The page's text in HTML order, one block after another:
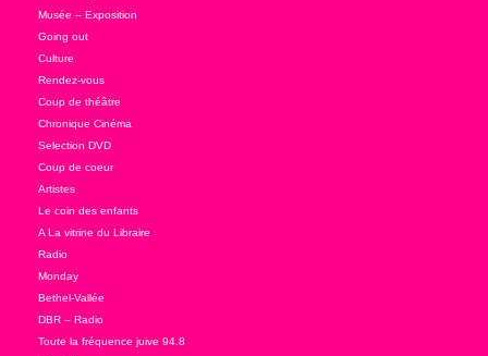
Musée – Exposition
Going out
Culture
Rendez-vous
Coup de théâtre
Chronique Cinéma
Selection DVD
Coup de coeur
Artistes
Le coin des enfants
A La vitrine du Libraire
Radio
Monday
Bethel-Vallée
DBR – Radio
Toute la fréquence juive 94.8